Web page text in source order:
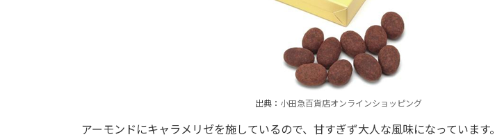
出典： 小田急百貨店オンラインショッピング
アーモンドにキャラメリゼを施しているので、甘すぎず大人な風味になっています。